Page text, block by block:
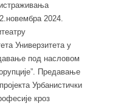
2024.
Универзитета у
под насловом
Предавање
Урбанистички
кроз